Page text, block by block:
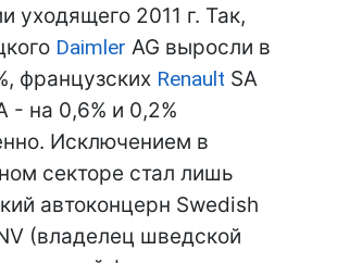
уходящего 2011 г. Так,
Daimler AG выросли в
французских Renault SA
- на 0,6% и 0,2%
Исключением в
секторе стал лишь
автоконцерн Swedish
(владелец шведской